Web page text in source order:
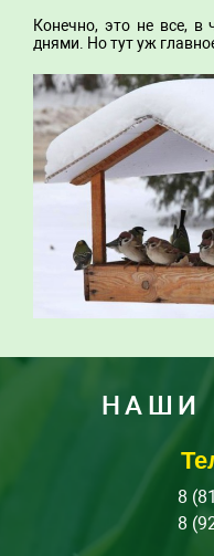
Конечно, это не все,
днями. Но тут уж
НАШИ
8
8